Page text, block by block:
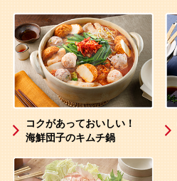
コクがあっておいしい！
海鮮団子のキムチ鍋